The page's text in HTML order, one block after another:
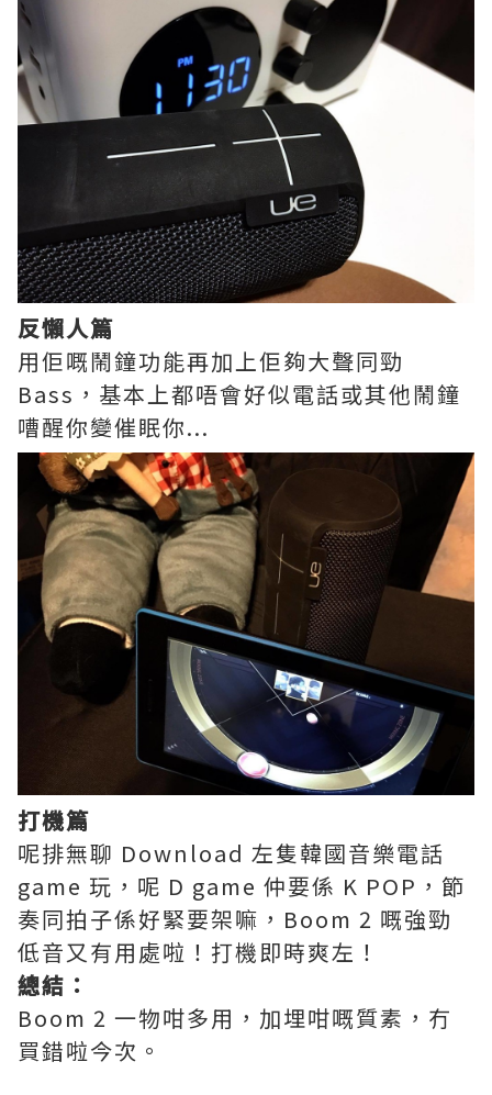
反懶人篇
用佢嘅鬧鐘功能再加上佢夠大聲同勁
Bass，基本上都唔會好似電話或其他鬧鐘
嘈醒你變催眠你...
打機篇
呢排無聊 Download 左隻韓國音樂電話
game 玩，呢 D game 仲要係 K POP，節
奏同拍子係好緊要架嘛，Boom 2 嘅強勁
低音又有用處啦！打機即時爽左！
總結：
Boom 2 一物咁多用，加埋咁嘅質素，冇
買錯啦今次。